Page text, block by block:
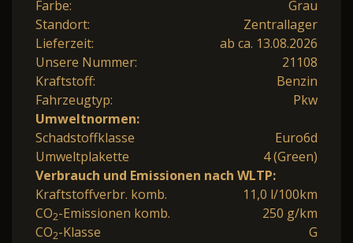
Farbe:
Grau
Standort:
Zentrallager
Lieferzeit:
ab ca. 13.08.2026
Unsere Nummer:
21108
Kraftstoff:
Benzin
Fahrzeugtyp:
Pkw
Umweltnormen:
Schadstoffklasse
Euro6d
Umweltplakette
4 (Green)
Verbrauch und Emissionen nach WLTP:
Kraftstoffverbr. komb.
11,0 l/100km
CO2-Emissionen komb.
250 g/km
CO2-Klasse G